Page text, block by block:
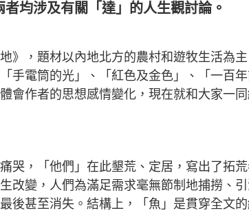
均涉及有關「達」的人生觀討論。
》，題材以內地北方的農村和遊牧生活為主
手電筒的光」、「紅色及金色」、「一百
會作者的思想感情變化，現在就和大家一同
哭，「他們」在此墾荒、定居，寫出了拓
改變，人們為滿足需求毫無節制地捕撈、
後甚至消失。結構上，「魚」是貫穿全文